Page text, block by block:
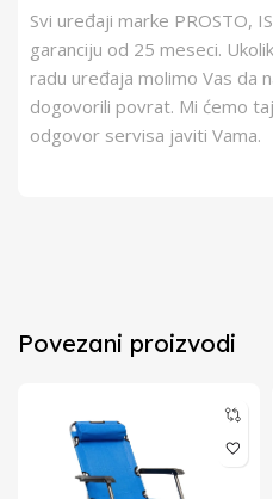
Svi uređaji marke PROSTO,
garanciju od 25 meseci.
radu uređaja molimo Vas da
dogovorili povrat. Mi ćemo
odgovor servisa javiti Vama.
Povezani proizvodi